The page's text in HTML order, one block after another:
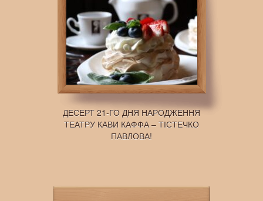
ДЕСЕРТ 21-ГО ДНЯ НАРОДЖЕННЯ
ТЕАТРУ КАВИ КАФФА – ТІСТЕЧКО
ПАВЛОВА!